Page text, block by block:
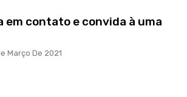
em contato e convida à uma
Março De 2021